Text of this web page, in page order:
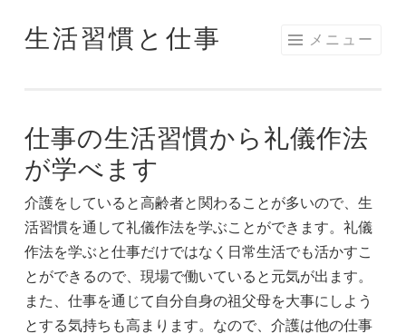
コ
ツ
へ
ス
キ
ッ
プ
生活習慣と仕事 メニュー
仕事の生活習慣から礼儀作法
が学べます
介護をしていると高齢者と関わることが多いので、生
活習慣を通して礼儀作法を学ぶことができます。礼儀
作法を学ぶと仕事だけではなく日常生活でも活かすこ
とができるので、現場で働いていると元気が出ます。
また、仕事を通じて自分自身の祖父母を大事にしよう
とする気持ちも高まります。なので、介護は他の仕事